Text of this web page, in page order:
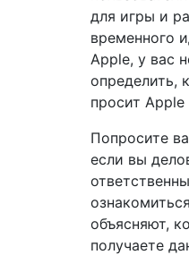
для игры и
временного
Apple, у вас
определить,
просит Apple
Попросите
если вы
объясняют,
получаете